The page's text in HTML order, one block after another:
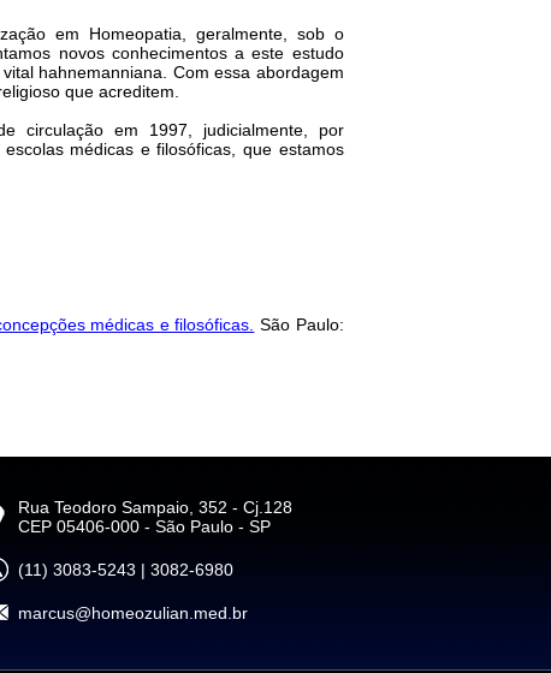
em Homeopatia, geralmente, sob o
novos conhecimentos a este estudo
hahnemanniana. Com essa abordagem
que acreditem.
circulação em 1997, judicialmente, por
médicas e filosóficas, que estamos
médicas e filosóficas. São Paulo:
Rua Teodoro Sampaio, 352 - Cj.128
CEP 05406-000 - São Paulo - SP
(11) 3083-5243 | 3082-6980
marcus@homeozulian.med.br